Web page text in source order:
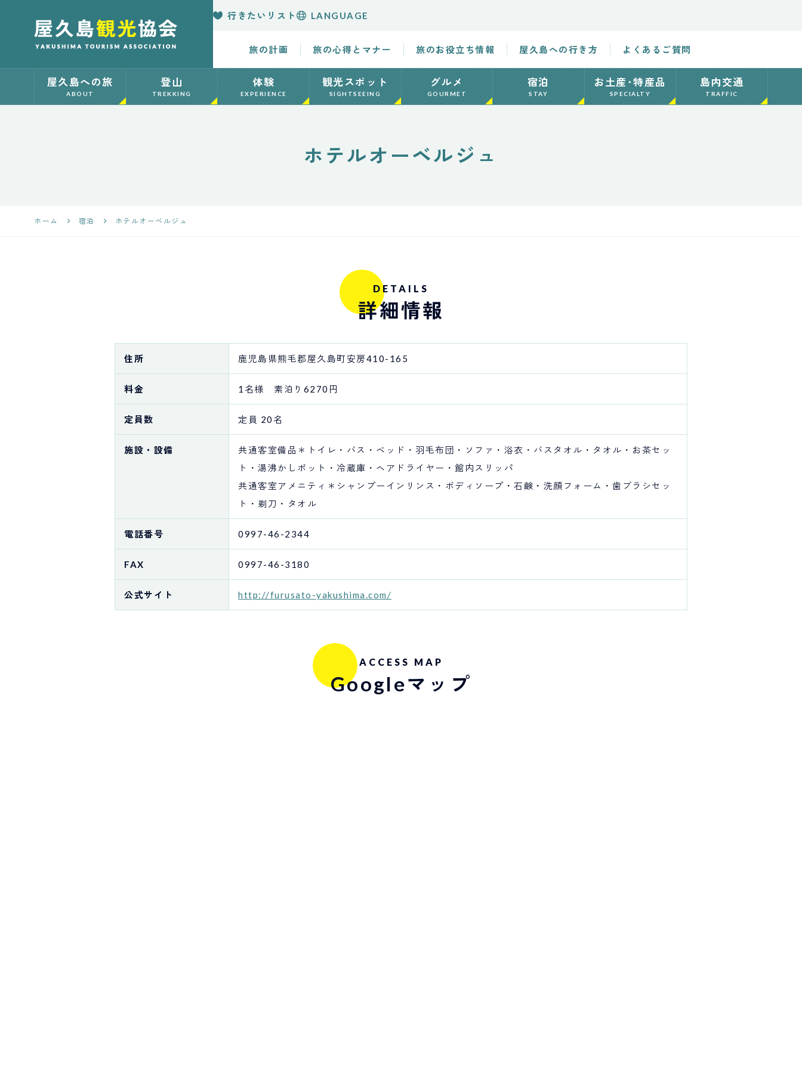
【公式】屋久島
観光協会 世界
Yakushima
行きたいリスト LANGUAGE
旅の計画 旅の心得とマナー 旅のお役立ち情報 屋久島への行き方 よくあるご質問
屋久島への旅
ABOUT
登山
TREKKING
体験
EXPERIENCE
観光スポット
SIGHTSEEING
グルメ
GOURMET
宿泊
STAY
お土産･特産品
SPECIALTY
島内交通
TRAFFIC
ホテルオーベルジュ
ホーム 宿泊 ホテルオーベルジュ
DETAILS
詳細情報
住所 鹿児島県熊毛郡屋久島町安房410-165
料金 1名様 素泊り6270円
定員数 定員 20名
施設・設備
共通客室備品＊トイレ・バス・ベッド・羽毛布団・ソファ・浴衣・バスタオル・タオル・お茶セッ
ト・湯沸かしポット・冷蔵庫・ヘアドライヤー・館内スリッパ
共通客室アメニティ＊シャンプーインリンス・ボディソープ・石鹸・洗顔フォーム・歯ブラシセッ
ト・剃刀・タオル
電話番号 0997-46-2344
FAX 0997-46-3180
公式サイト http://furusato-yakushima.com/
ACCESS MAP
Googleマップ